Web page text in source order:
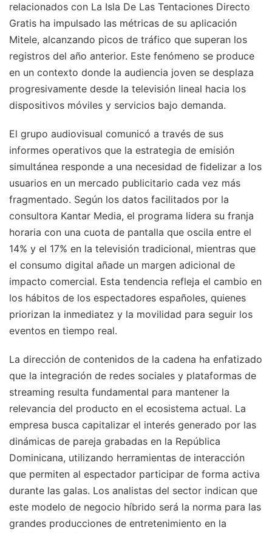
relacionados con La Isla De Las Tentaciones Directo
Gratis ha impulsado las métricas de su aplicación
Mitele, alcanzando picos de tráfico que superan los
registros del año anterior. Este fenómeno se produce
en un contexto donde la audiencia joven se desplaza
progresivamente desde la televisión lineal hacia los
dispositivos móviles y servicios bajo demanda.
El grupo audiovisual comunicó a través de sus
informes operativos que la estrategia de emisión
simultánea responde a una necesidad de fidelizar a los
usuarios en un mercado publicitario cada vez más
fragmentado. Según los datos facilitados por la
consultora Kantar Media, el programa lidera su franja
horaria con una cuota de pantalla que oscila entre el
14% y el 17% en la televisión tradicional, mientras que
el consumo digital añade un margen adicional de
impacto comercial. Esta tendencia refleja el cambio en
los hábitos de los espectadores españoles, quienes
priorizan la inmediatez y la movilidad para seguir los
eventos en tiempo real.
La dirección de contenidos de la cadena ha enfatizado
que la integración de redes sociales y plataformas de
streaming resulta fundamental para mantener la
relevancia del producto en el ecosistema actual. La
empresa busca capitalizar el interés generado por las
dinámicas de pareja grabadas en la República
Dominicana, utilizando herramientas de interacción
que permiten al espectador participar de forma activa
durante las galas. Los analistas del sector indican que
este modelo de negocio híbrido será la norma para las
grandes producciones de entretenimiento en la